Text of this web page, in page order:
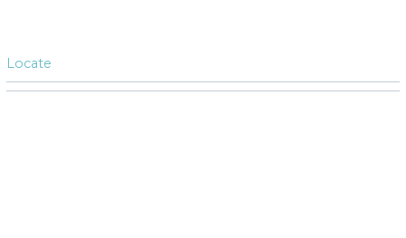
Locate